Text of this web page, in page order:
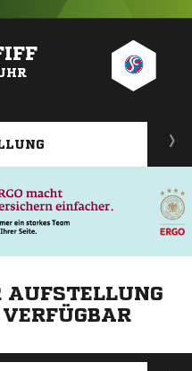
AUFSTELLUNG